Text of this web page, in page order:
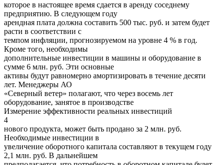
которое в настоящее время сдается в аренду соседнему
предприятию. В следующем году
арендная плата должна составить 500 тыс. руб. и затем будет
расти в соответствии с
темпом инфляции, прогнозируемом на уровне 4 % в год.
Кроме того, необходимы
дополнительные инвестиции в машины и оборудование в
сумме 6 млн. руб. Эти основные
активы будут равномерно амортизировать в течение десяти
лет. Менеджеры АО
«Северный ветер» полагают, что через восемь лет
оборудование, занятое в производстве
Измерение эффективности реальных инвестиций
4
нового продукта, может быть продано за 2 млн. руб.
Необходимые инвестиции в
увеличение оборотного капитала составляют в текущем году
2,1 млн. руб. В дальнейшем